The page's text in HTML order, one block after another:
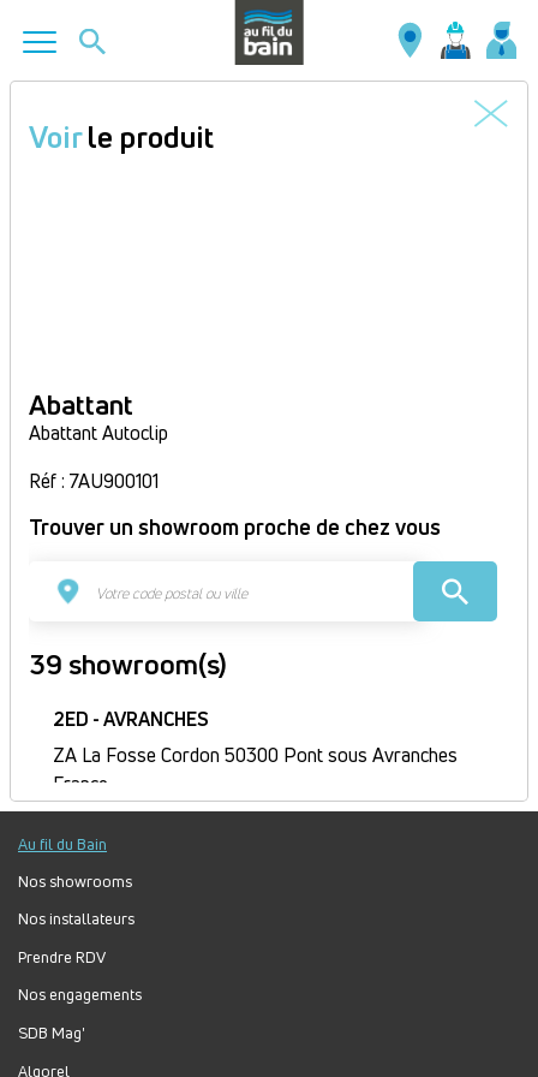
contenu
Voirle produit
Abattant
Abattant Autoclip
Réf : 7AU900101
Trouver un showroom proche de chez vous
39 showroom(s)
2ED - AVRANCHES
ZA La Fosse Cordon 50300 Pont sous Avranches
France
Itinéraire
Fermé
Jour
Plage
horaire
Lundi :
Mardi :
Jeudi :
Vendredi : 8h-12h, 14h-17h
Samedi :
Au fil du Bain
Nos showrooms
Nos installateurs
Prendre RDV
Nos engagements
SDB Mag'
Algorel